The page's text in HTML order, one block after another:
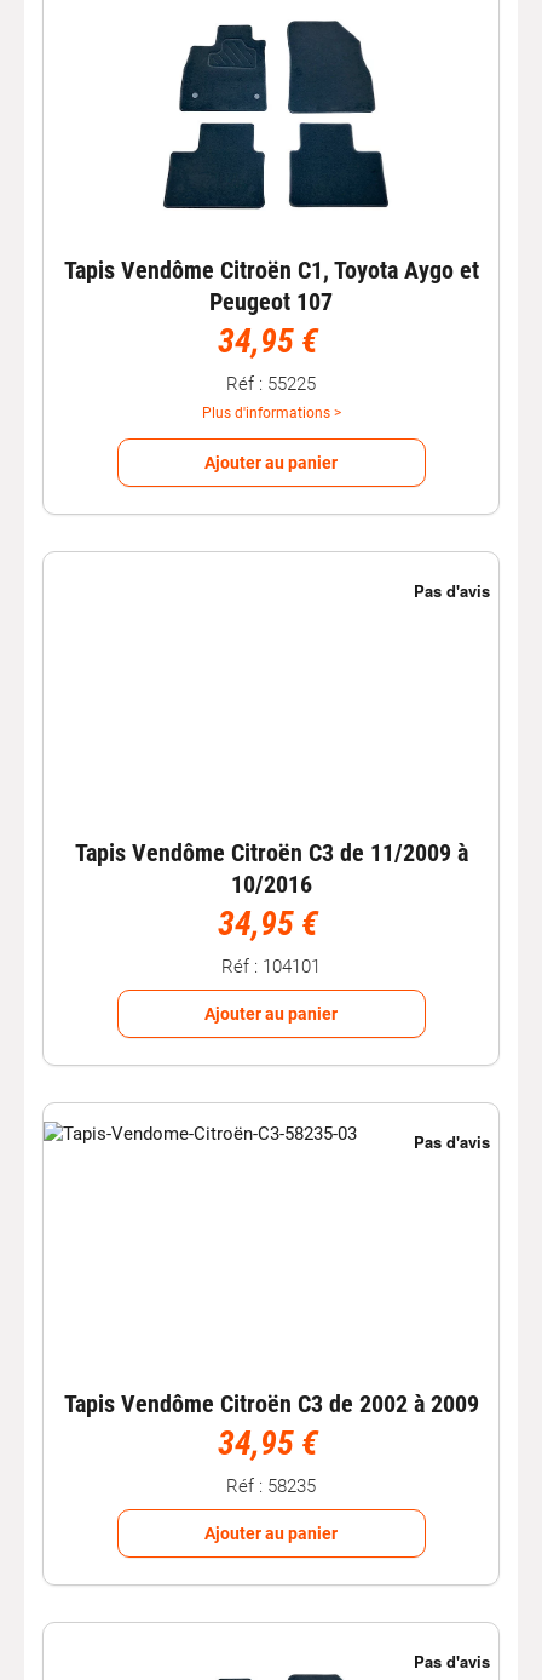
Tapis Vendôme Citroën C1, Toyota Aygo et
Peugeot 107
34,95 €
Réf : 55225
Plus d'informations >
Ajouter au panier
Tapis Vendôme Citroën C3 de 11/2009 à
10/2016
34,95 €
Réf : 104101
Ajouter au panier
Tapis Vendôme Citroën C3 de 2002 à 2009
34,95 €
Réf : 58235
Ajouter au panier